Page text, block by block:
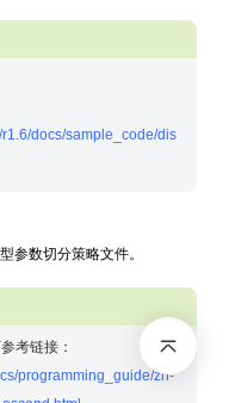
docs/sample_code/dis
参数切分策略文件。
考链接：
programming_guide/zh-